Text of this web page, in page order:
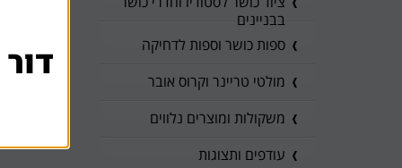
בבניינים
ספות כושר וספות לדחיקה
מולטי טריינר וקרוס אובר
משקולות ומוצרים נלווים
עודפים ותצוגות